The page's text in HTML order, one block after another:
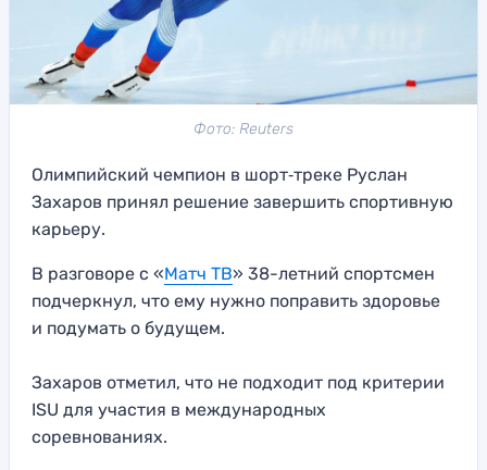
Фото: Reuters
Олимпийский чемпион в шорт‑треке Руслан
Захаров принял решение завершить спортивную
карьеру.
В разговоре с «Матч ТВ» 38-летний спортсмен
подчеркнул, что ему нужно поправить здоровье
и подумать о будущем.
Захаров отметил, что не подходит под критерии
ISU для участия в международных
соревнованиях.